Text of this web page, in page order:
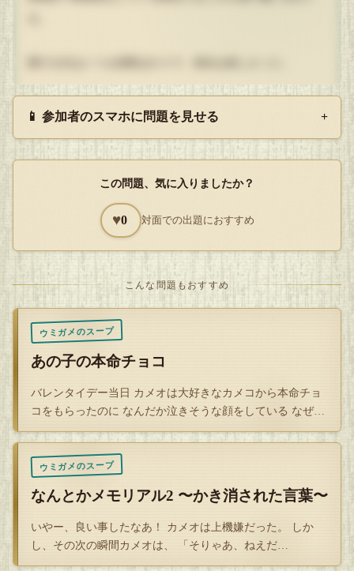
そのライン工たちはトイレに行く際周りに断りを入れた上で
そんな彼らを日頃から見ている私は、彼らライン工達を万が
一にも待たせて生産効率の落ちることのないように３階の男
女別で個室が複数あるトイレまで足を運ぶのだ。
生産効率を落とさなければ、２階のフロアリーダーである自
めて。
Q
📱 参加者のスマホに問題を見せる +
この問題、気に入りましたか？
♥0 対面での出題におすすめ
こんな問題もおすすめ
ウミガメのスープ
あの子の本命チョコ
バレンタイデー当日 カメオは大好きなカメコから本命チョ
コをもらったのに なんだか泣きそうな顔をしている なぜだ
ろう？
ウミガメのスープ
なんとかメモリアル2 〜かき消された言葉〜
いやー、良い事したなあ！ カメオは上機嫌だった。 しか
し、その次の瞬間カメオは、 「そりゃあ、ねえだ
ろ！！！！」 と、絶…